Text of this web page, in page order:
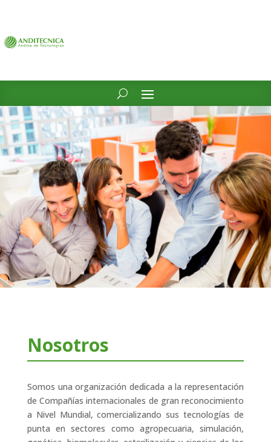
Nosotros
Somos una organización dedicada a la representación
de Compañías internacionales de gran reconocimiento
a Nivel Mundial, comercializando sus tecnologías de
punta en sectores como agropecuaria, simulación,